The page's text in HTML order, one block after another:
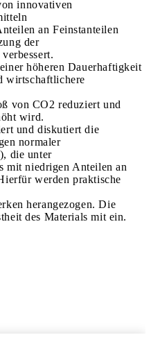
innovativen
an Feinstanteilen
der
höheren Dauerhaftigkeit
wirtschaftlichere
von CO2 reduziert und
wird.
und diskutiert die
normaler
die unter
mit niedrigen Anteilen an
werden praktische
herangezogen. Die
des Materials mit ein.